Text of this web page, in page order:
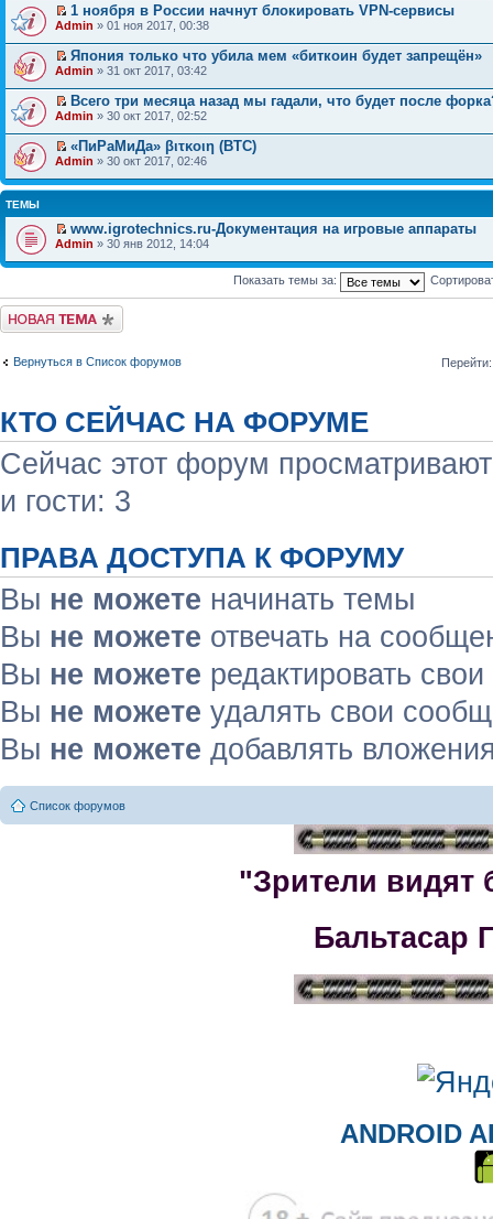
1 ноября в России начнут блокировать VPN-сервисы
Admin » 01 ноя 2017, 00:38
Япония только что убила мем «биткоин будет запрещён»
Admin » 31 окт 2017, 03:42
Всего три месяца назад мы гадали, что будет после
Admin » 30 окт 2017, 02:52
«ПиРаМиДа» βιτκοιη (BTC)
Admin » 30 окт 2017, 02:46
ТЕМЫ
www.igrotechnics.ru-Документация на игровые аппараты
Admin » 30 янв 2012, 14:04
Показать темы за:
Начать новую тему
Вернуться в Список форумов Перейти:
КТО СЕЙЧАС НА ФОРУМЕ
Сейчас этот форум
и гости: 3
ПРАВА ДОСТУПА К ФОРУМУ
Вы не можете начинать темы
Вы не можете отвечать на
Вы не можете редактировать
Вы не можете удалять свои
Вы не можете добавлять
Список форумов
"Зрители видят
Бальтасар
ANDROID